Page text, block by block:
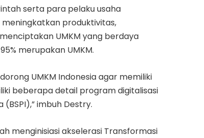
serta para pelaku usaha
meningkatkan produktivitas,
UMKM yang berdaya
merupakan UMKM.
UMKM Indonesia agar memiliki
beberapa detail program digitalisasi
imbuh Destry.
menginisiasi akselerasi Transformasi